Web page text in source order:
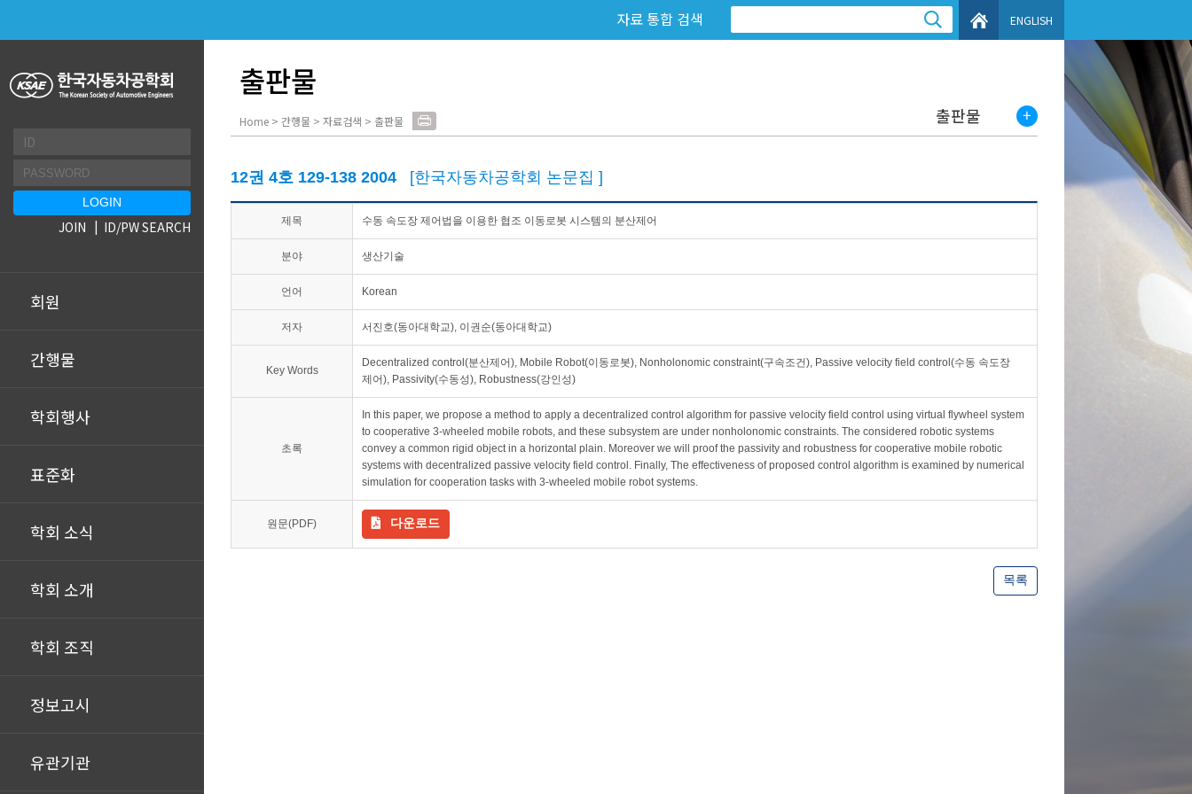
회원
간행물
학회행사
표준화
학회 소식
학회 소개
학회 조직
정보고시
유관기관
JOIN ID/PW SEARCH
자료 통합 검색 ENGLISH
출판물
Home > 간행물 > 자료검색 > 출판물 출판물
12권 4호 129-138 2004 [한국자동차공학회 논문집 ]
제목 수동 속도장 제어법을 이용한 협조 이동로봇 시스템의 분산제어
분야 생산기술
언어 Korean
저자 서진호(동아대학교), 이권순(동아대학교)
Key Words
Decentralized control(분산제어), Mobile Robot(이동로봇), Nonholonomic constraint(구속조건), Passive velocity field control(수동 속도장
제어), Passivity(수동성), Robustness(강인성)
초록
In this paper, we propose a method to apply a decentralized control algorithm for passive velocity field control using virtual flywheel system
to cooperative 3-wheeled mobile robots, and these subsystem are under nonholonomic constraints. The considered robotic systems
convey a common rigid object in a horizontal plain. Moreover we will proof the passivity and robustness for cooperative mobile robotic
systems with decentralized passive velocity field control. Finally, The effectiveness of proposed control algorithm is examined by numerical
simulation for cooperation tasks with 3-wheeled mobile robot systems.
원문(PDF) 다운로드
목록